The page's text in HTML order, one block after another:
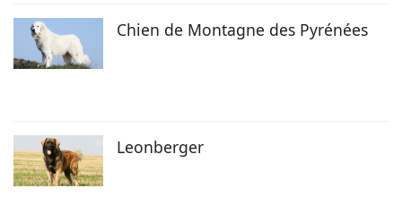
Chien de Montagne des Pyrénées
Leonberger